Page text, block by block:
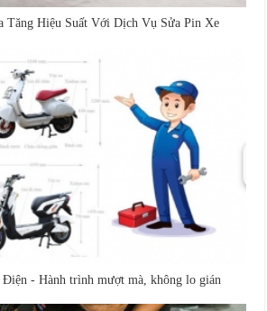
Tăng Hiệu Suất Với Dịch Vụ Sửa Pin Xe
Điện - Hành trình mượt mà, không lo gián